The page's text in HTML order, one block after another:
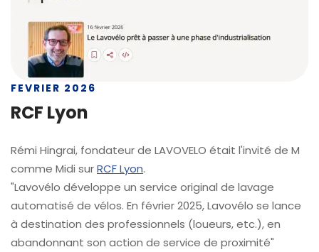
FEVRIER 2026
RCF Lyon
Rémi Hingrai, fondateur de LAVOVELO était l'invité de M
comme Midi surRCF Lyon.
"Lavovélo développe un service original de lavage
automatisé de vélos. En février 2025, Lavovélo se lance
à destination des professionnels (loueurs, etc.), en
abandonnant son action de service de proximité"